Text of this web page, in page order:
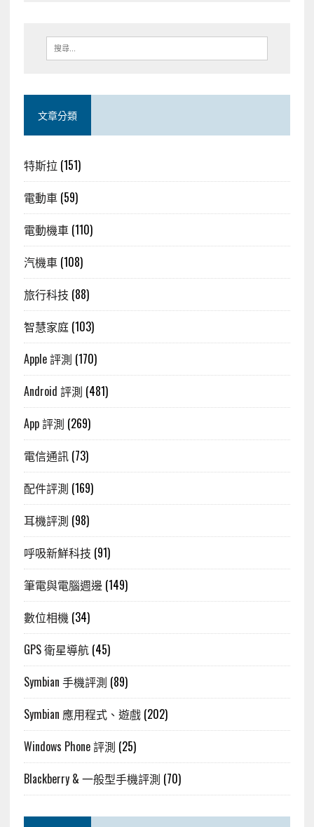
文章分類
特斯拉 (151)
電動車(59)
電動機車(110)
汽機車(108)
旅行科技 (88)
智慧家庭(103)
Apple 評測 (170)
Android 評測 (481)
App 評測 (269)
電信通訊(73)
配件評測 (169)
耳機評測 (98)
呼吸新鮮科技 (91)
筆電與電腦週邊 (149)
數位相機 (34)
GPS 衛星導航(45)
Symbian 手機評測 (89)
Symbian 應用程式、遊戲(202)
Windows Phone 評測 (25)
Blackberry & 一般型手機評測 (70)